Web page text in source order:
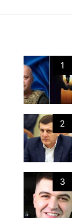
1
2
3